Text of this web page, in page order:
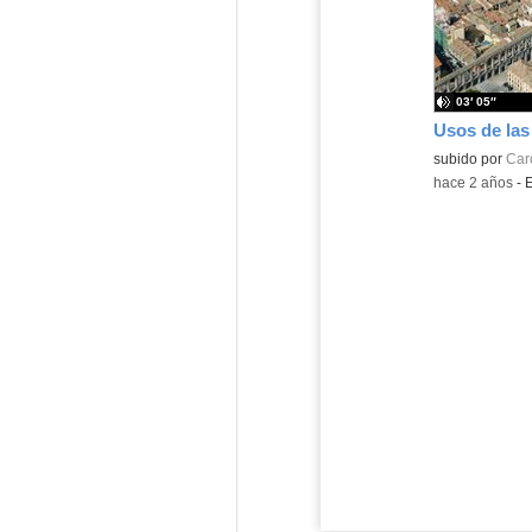
Contenido
subido por
03′ 05″
-hace 2 años-